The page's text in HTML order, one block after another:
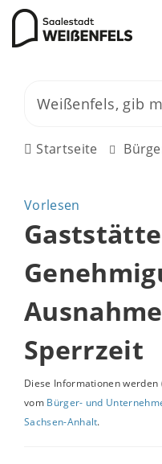
Startseite
Vorlesen
Sperrzeit
Diese Informationen
vom Bürger- und
Sachsen-Anhalt.